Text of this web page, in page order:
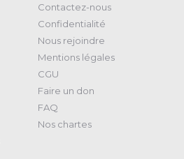
Contactez-nous
Confidentialité
Nous rejoindre
Mentions légales
CGU
Faire un don
FAQ
Nos chartes